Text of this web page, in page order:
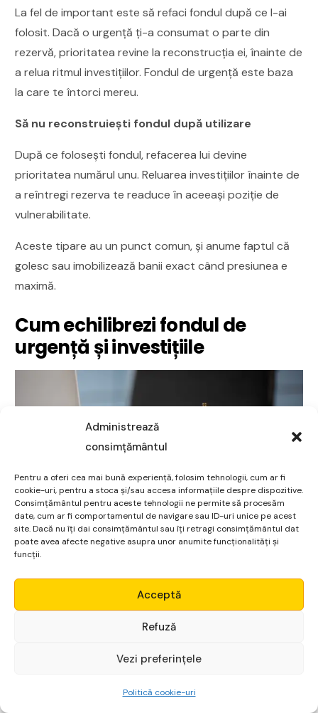
Administrează
consimțământul
Pentru a oferi cea mai bună experiență, folosim tehnologii, cum ar fi
cookie-uri, pentru a stoca și/sau accesa informațiile despre dispozitive.
Consimțământul pentru aceste tehnologii ne permite să procesăm
date, cum ar fi comportamentul de navigare sau ID-uri unice pe acest
site. Dacă nu îți dai consimțământul sau îți retragi consimțământul dat
poate avea afecte negative asupra unor anumite funcționalități și
funcții.
Acceptă
Refuză
Vezi preferințele
Politică cookie-uri
La fel de important este să refaci fondul după ce l-ai
folosit. Dacă o urgență ți-a consumat o parte din
rezervă, prioritatea revine la reconstrucția ei, înainte de
a relua ritmul investițiilor. Fondul de urgență este baza
la care te întorci mereu.
Să nu reconstruiești fondul după utilizare
După ce folosești fondul, refacerea lui devine
prioritatea numărul unu. Reluarea investițiilor înainte de
a reîntregi rezerva te readuce în aceeași poziție de
vulnerabilitate.
Aceste tipare au un punct comun, și anume faptul că
golesc sau imobilizează banii exact când presiunea e
maximă.
Cum echilibrezi fondul de
urgență și investițiile
Sursă foto:pexels.com
Fondul de urgență și investițiile nu se află în competiție,
ci într-o ordine firească. Întâi siguranța, apoi
Rezerva îți protejează prezentul și îți cumpără liniștea
Micro Alpha
Începe gratuit